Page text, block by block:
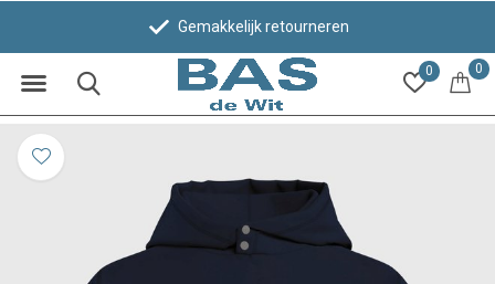
0 0
Gemakkelijk retourneren